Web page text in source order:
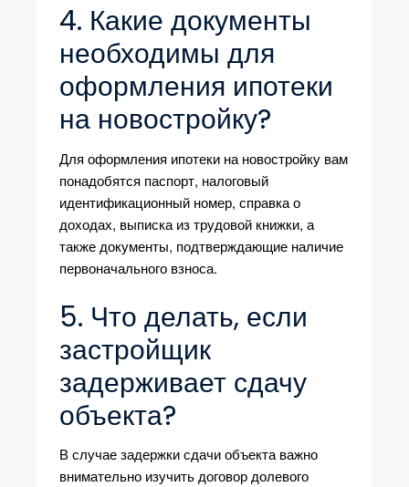
4. Какие документы
необходимы для
оформления ипотеки
на новостройку?
Для оформления ипотеки на новостройку вам
понадобятся паспорт, налоговый
идентификационный номер, справка о
доходах, выписка из трудовой книжки, а
также документы, подтверждающие наличие
первоначального взноса.
5. Что делать, если
застройщик
задерживает сдачу
объекта?
В случае задержки сдачи объекта важно
внимательно изучить договор долевого